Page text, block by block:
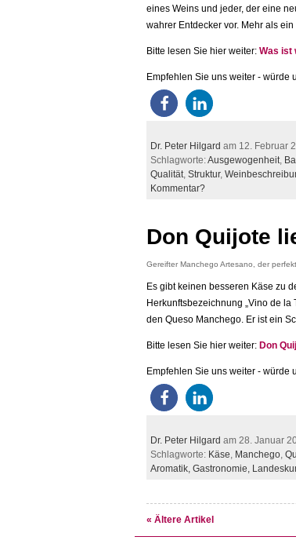
eines Weins und jeder, der eine
wahrer Entdecker vor. Mehr als
Bitte lesen Sie hier weiter: Was ist
Empfehlen Sie uns weiter - würde
Dr. Peter Hilgard am 12. Februar
Schlagworte:Ausgewogenheit,
Qualität, Struktur,
Kommentar?
Don Quijote
Gereifter Manchego Artesano, der
Es gibt keinen besseren Käse zu
Herkunftsbezeichnung „Vino de la
den Queso Manchego. Er ist ein
Bitte lesen Sie hier weiter: Don
Empfehlen Sie uns weiter - würde
Dr. Peter Hilgard am 28. Januar
Schlagworte: Käse Manchego
Aromatik, Gastronomie,
« Ältere Artikel